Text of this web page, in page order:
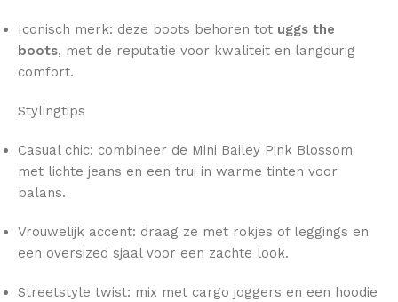
Iconisch merk: deze boots behoren tot uggs the
boots, met de reputatie voor kwaliteit en langdurig
comfort.
Stylingtips
Casual chic: combineer de Mini Bailey Pink Blossom
met lichte jeans en een trui in warme tinten voor
balans.
Vrouwelijk accent: draag ze met rokjes of leggings en
een oversized sjaal voor een zachte look.
Streetstyle twist: mix met cargo joggers en een hoodie